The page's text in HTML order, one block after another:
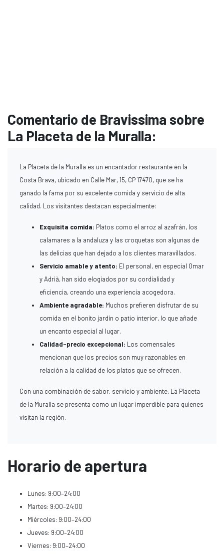
Comentario de Bravissima sobre
La Placeta de la Muralla:
La Placeta de la Muralla es un encantador restaurante en la
Costa Brava, ubicado en Calle Mar, 15, CP 17470, que se ha
ganado la fama por su excelente comida y servicio de alta
calidad. Los visitantes destacan especialmente:
Exquisita comida: Platos como el arroz al azafrán, los
calamares a la andaluza y las croquetas son algunas de
las delicias que han dejado a los clientes maravillados.
Servicio amable y atento: El personal, en especial Omar
y Adrià, han sido elogiados por su cordialidad y
eficiencia, creando una experiencia acogedora.
Ambiente agradable: Muchos prefieren disfrutar de su
comida en el bonito jardín o patio interior, lo que añade
un encanto especial al lugar.
Calidad-precio excepcional: Los comensales
mencionan que los precios son muy razonables en
relación a la calidad de los platos que se ofrecen.
Con una combinación de sabor, servicio y ambiente, La Placeta
de la Muralla se presenta como un lugar imperdible para quienes
visitan la región.
Horario de apertura
Lunes: 9:00–24:00
Martes: 9:00–24:00
Miércoles: 9:00–24:00
Jueves: 9:00–24:00
Viernes: 9:00–24:00